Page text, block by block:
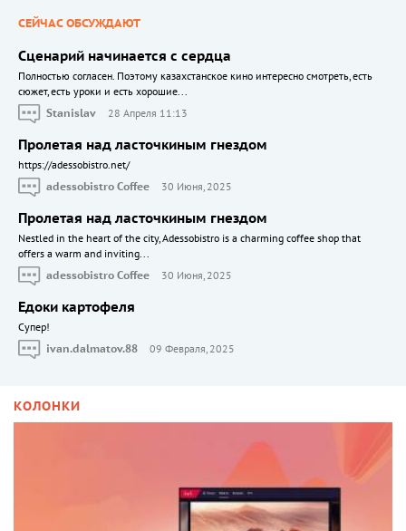
СЕЙЧАС ОБСУЖДАЮТ
Сценарий начинается с сердца
Полностью согласен. Поэтому казахстанское кино интересно смотреть, есть
сюжет, есть уроки и есть хорошие...
Stanislav
28 Апреля 11:13
Пролетая над ласточкиным гнездом
https://adessobistro.net/
adessobistro Coffee
30 Июня, 2025
Пролетая над ласточкиным гнездом
Nestled in the heart of the city, Adessobistro is a charming coffee shop that
offers a warm and inviting...
adessobistro Coffee
30 Июня, 2025
Едоки картофеля
Cупер!
ivan.dalmatov.88
09 Февраля, 2025
КОЛОНКИ